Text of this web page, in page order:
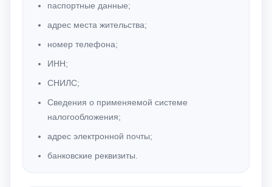
паспортные данные;
адрес места жительства;
номер телефона;
ИНН;
СНИЛС;
Сведения о применяемой системе
налогообложения;
адрес электронной почты;
банковские реквизиты.